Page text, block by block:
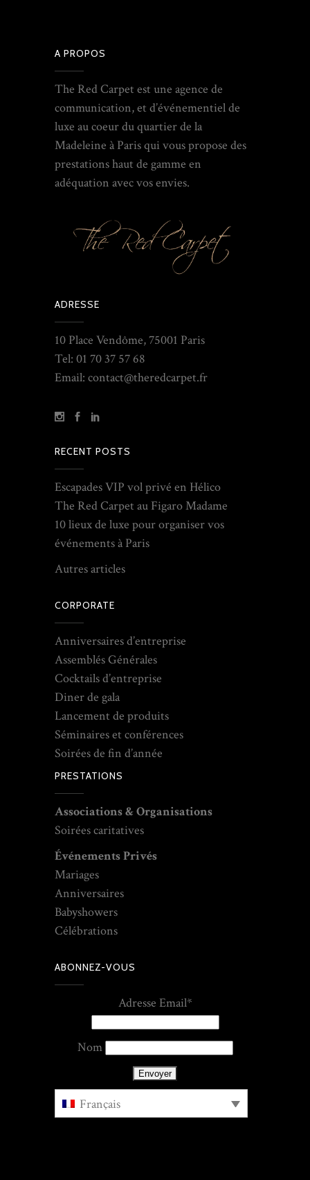
A PROPOS
The Red Carpet est une agence de
communication, et d’événementiel de
luxe au coeur du quartier de la
Madeleine à Paris qui vous propose des
prestations haut de gamme en
adéquation avec vos envies.
ADRESSE
10 Place Vendôme, 75001 Paris
Tel: 01 70 37 57 68
Email: contact@theredcarpet.fr
RECENT POSTS
Escapades VIP vol privé en Hélico
The Red Carpet au Figaro Madame
10 lieux de luxe pour organiser vos
événements à Paris
Autres articles
CORPORATE
Anniversaires d’entreprise
Assemblés Générales
Cocktails d’entreprise
Diner de gala
Lancement de produits
Séminaires et conférences
Soirées de fin d’année
PRESTATIONS
Associations & Organisations
Soirées caritatives
Événements Privés
Mariages
Anniversaires
Babyshowers
Célébrations
ABONNEZ-VOUS
Adresse Email*
Nom
Français